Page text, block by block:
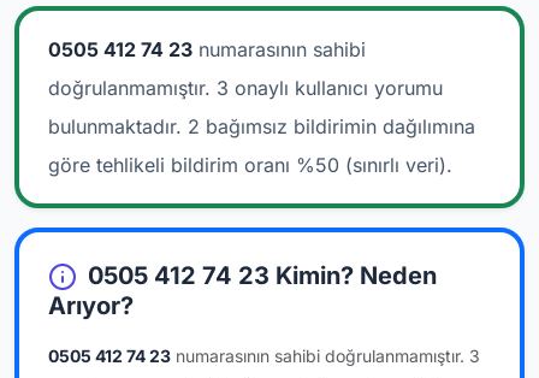
0505 412 74 23 numarasının sahibi
doğrulanmamıştır. 3 onaylı kullanıcı yorumu
bulunmaktadır. 2 bağımsız bildirimin dağılımına
göre tehlikeli bildirim oranı %50 (sınırlı veri).
0505 412 74 23 Kimin? Neden
Arıyor?
0505 412 74 23 numarasının sahibi doğrulanmamıştır. 3